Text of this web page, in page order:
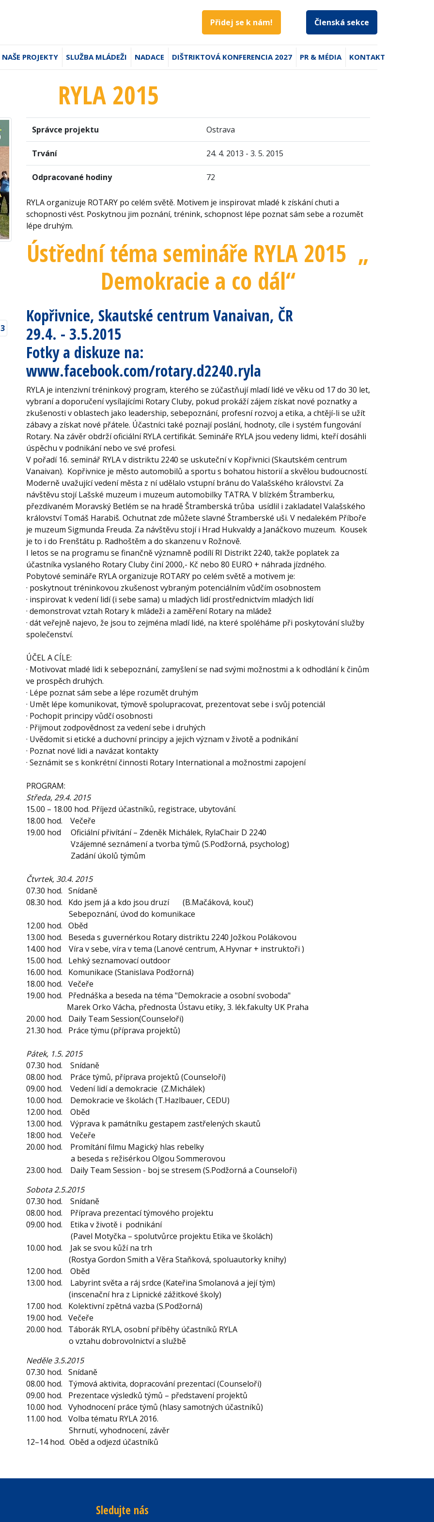
Přidej se k nám! Členská sekce
NAŠE PROJEKTY SLUŽBA MLÁDEŽI NADACE DIŠTRIKTOVÁ KONFERENCIA 2027 PR & MÉDIA KONTAKT
RYLA 2015
Správce projektu Ostrava
Trvání 24. 4. 2013 - 3. 5. 2015
Odpracované hodiny 72
RYLA organizuje ROTARY po celém světě. Motivem je inspirovat mladé k získání chuti a
schopnosti vést. Poskytnou jim poznání, trénink, schopnost lépe poznat sám sebe a rozumět
lépe druhým.
Ústřední téma semináře RYLA 2015 „
Demokracie a co dál“
Kopřivnice, Skautské centrum Vanaivan, ČR
29.4. - 3.5.2015
Fotky a diskuze na:
www.facebook.com/rotary.d2240.ryla
RYLA je intenzivní tréninkový program, kterého se zúčastňují mladí lidé ve věku od 17 do 30 let,
vybraní a doporučení vysílajícími Rotary Cluby, pokud prokáží zájem získat nové poznatky a
zkušenosti v oblastech jako leadership, sebepoznání, profesní rozvoj a etika, a chtějí-li se užít
zábavy a získat nové přátele. Účastníci také poznají poslání, hodnoty, cíle i systém fungování
Rotary. Na závěr obdrží oficiální RYLA certifikát. Semináře RYLA jsou vedeny lidmi, kteří dosáhli
úspěchu v podnikání nebo ve své profesi.
V pořadí 16. seminář RYLA v distriktu 2240 se uskuteční v Kopřivnici (Skautském centrum
Vanaivan). Kopřivnice je město automobilů a sportu s bohatou historií a skvělou budoucností.
Moderně uvažující vedení města z ní udělalo vstupní bránu do Valašského království. Za
návštěvu stojí Lašské muzeum i muzeum automobilky TATRA. V blízkém Štramberku,
přezdívaném Moravský Betlém se na hradě Štramberská trůba usídlil i zakladatel Valašského
království Tomáš Harabiš. Ochutnat zde můžete slavné Štramberské uši. V nedalekém Příboře
je muzeum Sigmunda Freuda. Za návštěvu stojí i Hrad Hukvaldy a Janáčkovo muzeum. Kousek
je to i do Frenštátu p. Radhoštěm a do skanzenu v Rožnově.
I letos se na programu se finančně významně podílí RI Distrikt 2240, takže poplatek za
účastníka vyslaného Rotary Cluby činí 2000,- Kč nebo 80 EURO + náhrada jízdného.
Pobytové semináře RYLA organizuje ROTARY po celém světě a motivem je:
· poskytnout tréninkovou zkušenost vybraným potenciálním vůdčím osobnostem
· inspirovat k vedení lidí (i sebe sama) u mladých lidí prostřednictvím mladých lidí
· demonstrovat vztah Rotary k mládeži a zaměření Rotary na mládež
· dát veřejně najevo, že jsou to zejména mladí lidé, na které spoléháme při poskytování služby
společenství.
ÚČEL A CÍLE:
· Motivovat mladé lidi k sebepoznání, zamyšlení se nad svými možnostmi a k odhodlání k činům
ve prospěch druhých.
· Lépe poznat sám sebe a lépe rozumět druhým
· Umět lépe komunikovat, týmově spolupracovat, prezentovat sebe i svůj potenciál
· Pochopit principy vůdčí osobnosti
· Přijmout zodpovědnost za vedení sebe i druhých
· Uvědomit si etické a duchovní principy a jejich význam v životě a podnikání
· Poznat nové lidi a navázat kontakty
· Seznámit se s konkrétní činnosti Rotary International a možnostmi zapojení
PROGRAM:
Středa, 29.4. 2015
15.00 – 18.00 hod. Příjezd účastníků, registrace, ubytování.
18.00 hod. Večeře
19.00 hod Oficiální přivítání – Zdeněk Michálek, RylaChair D 2240
Vzájemné seznámení a tvorba týmů (S.Podžorná, psycholog)
Zadání úkolů týmům
Čtvrtek, 30.4. 2015
07.30 hod. Snídaně
08.30 hod. Kdo jsem já a kdo jsou druzí (B.Mačáková, kouč)
Sebepoznání, úvod do komunikace
12.00 hod. Oběd
13.00 hod. Beseda s guvernérkou Rotary distriktu 2240 Jožkou Polákovou
14.00 hod Víra v sebe, víra v tema (Lanové centrum, A.Hyvnar + instruktoři )
15.00 hod. Lehký seznamovací outdoor
16.00 hod. Komunikace (Stanislava Podžorná)
18.00 hod. Večeře
19.00 hod. Přednáška a beseda na téma "Demokracie a osobní svoboda"
Marek Orko Vácha, přednosta Ústavu etiky, 3. lék.fakulty UK Praha
20.00 hod. Daily Team Session(Counseloři)
21.30 hod. Práce týmu (příprava projektů)
Pátek, 1.5. 2015
07.30 hod. Snídaně
08.00 hod. Práce týmů, příprava projektů (Counseloři)
09.00 hod. Vedení lidí a demokracie (Z.Michálek)
10.00 hod. Demokracie ve školách (T.Hazlbauer, CEDU)
12.00 hod. Oběd
13.00 hod. Výprava k památníku gestapem zastřelených skautů
18:00 hod. Večeře
20.00 hod. Promítání filmu Magický hlas rebelky
a beseda s režisérkou Olgou Sommerovou
23.00 hod. Daily Team Session - boj se stresem (S.Podžorná a Counseloři)
Sobota 2.5.2015
07.30 hod. Snídaně
08.00 hod. Příprava prezentací týmového projektu
09.00 hod. Etika v životě i podnikání
(Pavel Motyčka – spolutvůrce projektu Etika ve školách)
10.00 hod. Jak se svou kůží na trh
(Rostya Gordon Smith a Věra Staňková, spoluautorky knihy)
12.00 hod. Oběd
13.00 hod. Labyrint světa a ráj srdce (Kateřina Smolanová a její tým)
(inscenační hra z Lipnické zážitkové školy)
17.00 hod. Kolektivní zpětná vazba (S.Podžorná)
19.00 hod. Večeře
20.00 hod. Táborák RYLA, osobní příběhy účastníků RYLA
o vztahu dobrovolnictví a službě
Neděle 3.5.2015
07.30 hod. Snídaně
08.00 hod. Týmová aktivita, dopracování prezentací (Counseloři)
09.00 hod. Prezentace výsledků týmů – představení projektů
10.00 hod. Vyhodnocení práce týmů (hlasy samotných účastníků)
11.00 hod. Volba tématu RYLA 2016.
Shrnutí, vyhodnocení, závěr
12–14 hod. Oběd a odjezd účastníků
Sledujte nás